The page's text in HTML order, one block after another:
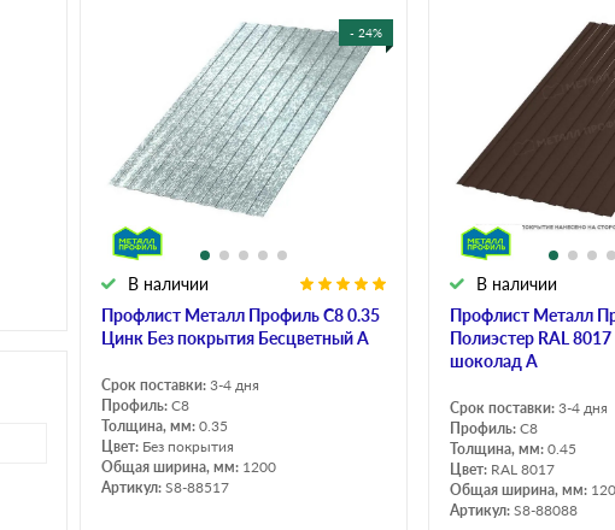
Шифер плоский Шифер для грядок
- 24%
Профлист Металл Профиль C8 0.35
Цинк Без покрытия Бесцветный A
В наличии
Срок поставки: 3-4 дня
Профиль: C8
Толщина, мм: 0.35
Цвет: Без покрытия
Общая ширина, мм: 1200
Артикул: S8-88517
Профлист Металл
Полиэстер RAL
шоколад A
В наличии
Срок поставки: 3-4 дня
Профиль: C8
Толщина, мм: 0.45
Цвет: RAL 8017
Общая ширина, мм:
Артикул: S8-88088